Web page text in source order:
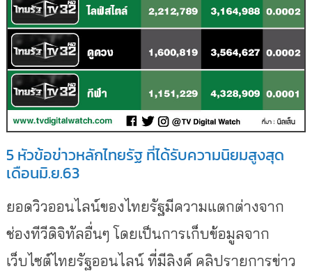
5 หัวข้อข่าวหลักไทยรัฐ ที่ได้รับความนิยมสูงสุด
เดือนมิ.ย.63
ยอดวิวออนไลน์ของไทยรัฐมีความแตกต่างจาก
ช่องทีวีดิจิทัลอื่นๆ โดยเป็นการเก็บข้อมูลจาก
เว็บไซต์ไทยรัฐออนไลน์ ที่มีลิงค์ คลิปรายการข่าว